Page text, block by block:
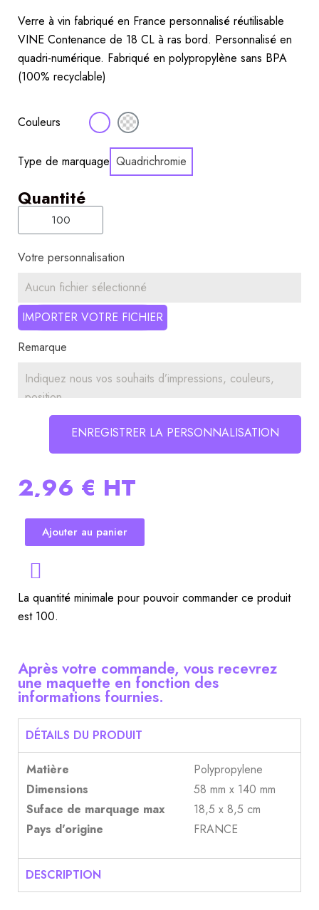
Verre à vin fabriqué en France personnalisé réutilisable
VINE Contenance de 18 CL à ras bord. Personnalisé en
quadri-numérique. Fabriqué en polypropylène sans BPA
(100% recyclable)
Couleurs
Type de marquage Quadrichromie
Quantité
Votre personnalisation
Aucun fichier sélectionné
IMPORTER VOTRE FICHIER
Remarque
ENREGISTRER LA PERSONNALISATION
2,96 € HT
Ajouter au panier
La quantité minimale pour pouvoir commander ce produit
est 100.
Après votre commande, vous recevrez
une maquette en fonction des
informations fournies.
DÉTAILS DU PRODUIT
Matière
Polypropylene
Dimensions
58 mm x 140 mm
Suface de marquage max
18,5 x 8,5 cm
Pays d'origine
FRANCE
DESCRIPTION